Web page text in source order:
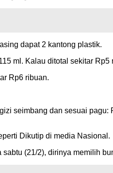
dapat 2 kantong plastik.
ml. Kalau ditotal sekitar Rp5
Rp6 ribuan.
seimbang dan sesuai
Dikutip di media Nasional.
(21/2), dirinya memilih